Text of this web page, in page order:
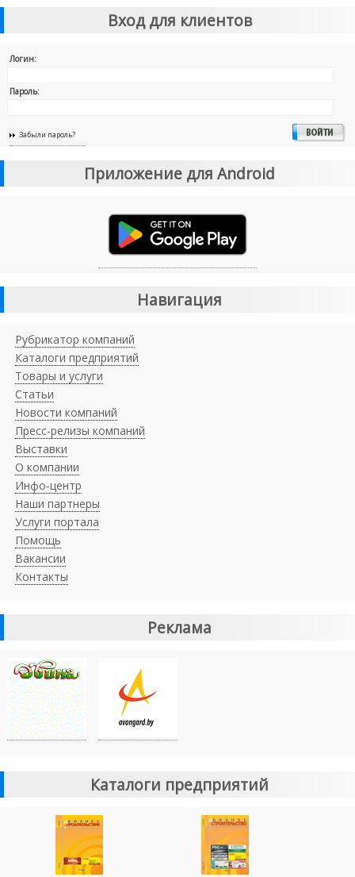
Вход для клиентов
Логин:
Пароль:
Забыли пароль?
Приложение для Android
Навигация
Рубрикатор компаний
Каталоги предприятий
Товары и услуги
Статьи
Новости компаний
Пресс-релизы компаний
Выставки
О компании
Инфо-центр
Наши партнеры
Услуги портала
Помощь
Вакансии
Контакты
Реклама
Каталоги предприятий